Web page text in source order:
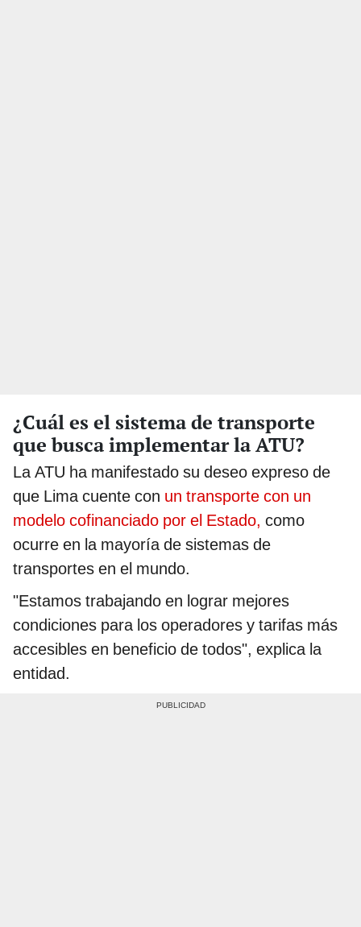
¿Cuál es el sistema de transporte
que busca implementar la ATU?
La ATU ha manifestado su deseo expreso de
que Lima cuente con un transporte con un
modelo cofinanciado por el Estado, como
ocurre en la mayoría de sistemas de
transportes en el mundo.
"Estamos trabajando en lograr mejores
condiciones para los operadores y tarifas más
accesibles en beneficio de todos", explica la
entidad.